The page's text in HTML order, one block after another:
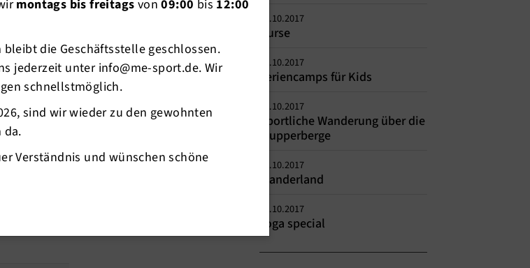
für
27.10.2017
Kurse
23.10.2017
Feriencamps für Kids
16.10.2017
Sportliche Wanderung über die
Wupperberge
16.10.2017
Wanderland
09.10.2017
Yoga special
montags bis freitags von09:00 bis 12:00
die Geschäftsstelle geschlossen.
jederzeit unter info@me-sport.de. Wir
schnellstmöglich.
sind wir wieder zu den gewohnten
da.
Verständnis und wünschen schöne